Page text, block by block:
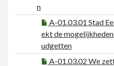
n
A-01.03.01 Stad
ekt de
udgetten
A-01.03.02 We